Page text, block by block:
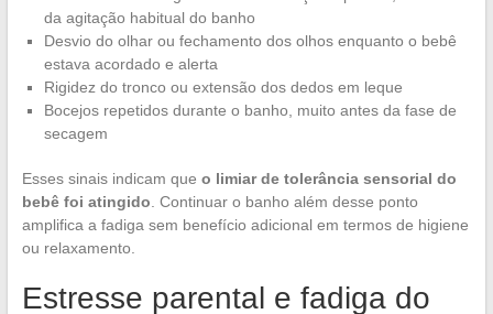
da agitação habitual do banho
Desvio do olhar ou fechamento dos olhos enquanto o bebê
estava acordado e alerta
Rigidez do tronco ou extensão dos dedos em leque
Bocejos repetidos durante o banho, muito antes da fase de
secagem
Esses sinais indicam que o limiar de tolerância sensorial do
bebê foi atingido . Continuar o banho além desse ponto
amplifica a fadiga sem benefício adicional em termos de higiene
ou relaxamento.
Estresse parental e fadiga do